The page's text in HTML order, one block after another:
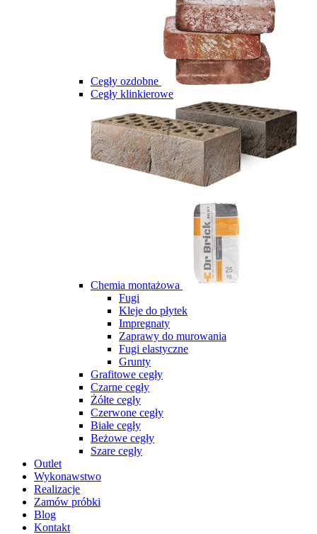
Cegły ozdobne
Cegły klinkierowe
Chemia montażowa
Fugi
Kleje do płytek
Impregnaty
Zaprawy do murowania
Fugi elastyczne
Grunty
Grafitowe cegły
Czarne cegły
Żółte cegły
Czerwone cegły
Białe cegły
Beżowe cegły
Szare cegły
Outlet
Wykonawstwo
Realizacje
Zamów próbki
Blog
Kontakt